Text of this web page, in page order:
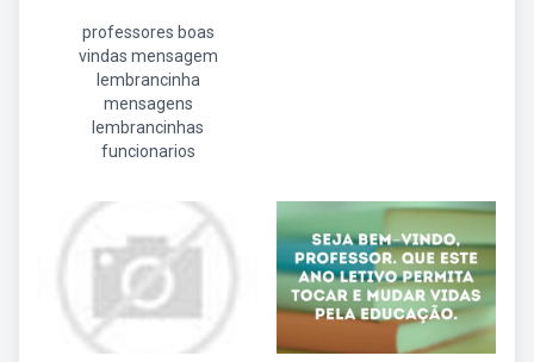
professores boas
vindas mensagem
lembrancinha
mensagens
lembrancinhas
funcionarios